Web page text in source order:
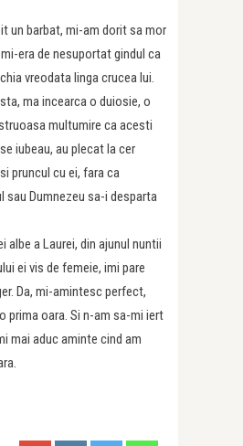
un barbat, mi-am dorit sa mor
era de nesuportat gindul ca
vreodata linga crucea lui.
ma incearca o duiosie, o
multumire ca acesti
iubeau, au plecat la cer
pruncul cu ei, fara ca
Dumnezeu sa-i desparta
albe a Laurei, din ajunul nuntii
ei vis de femeie, imi pare
Da, mi-amintesc perfect,
prima oara. Si n-am sa-mi iert
mai aduc aminte cind am